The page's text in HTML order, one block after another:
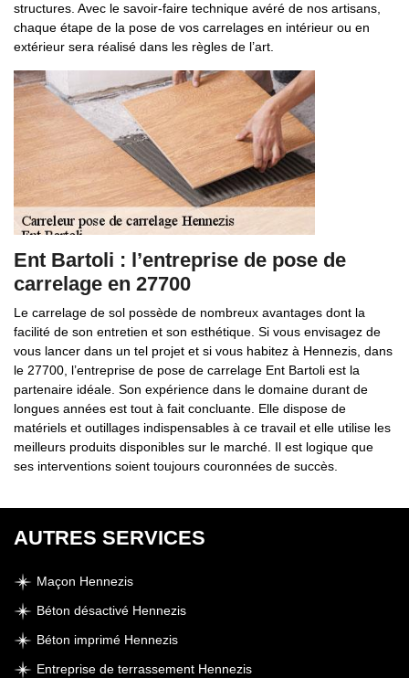
structures. Avec le savoir-faire technique avéré de nos artisans,
chaque étape de la pose de vos carrelages en intérieur ou en
extérieur sera réalisé dans les règles de l’art.
Ent Bartoli : l’entreprise de pose de
carrelage en 27700
Le carrelage de sol possède de nombreux avantages dont la
facilité de son entretien et son esthétique. Si vous envisagez de
vous lancer dans un tel projet et si vous habitez à Hennezis, dans
le 27700, l’entreprise de pose de carrelage Ent Bartoli est la
partenaire idéale. Son expérience dans le domaine durant de
longues années est tout à fait concluante. Elle dispose de
matériels et outillages indispensables à ce travail et elle utilise les
meilleurs produits disponibles sur le marché. Il est logique que
ses interventions soient toujours couronnées de succès.
AUTRES SERVICES
Maçon Hennezis
Béton désactivé Hennezis
Béton imprimé Hennezis
Entreprise de terrassement Hennezis